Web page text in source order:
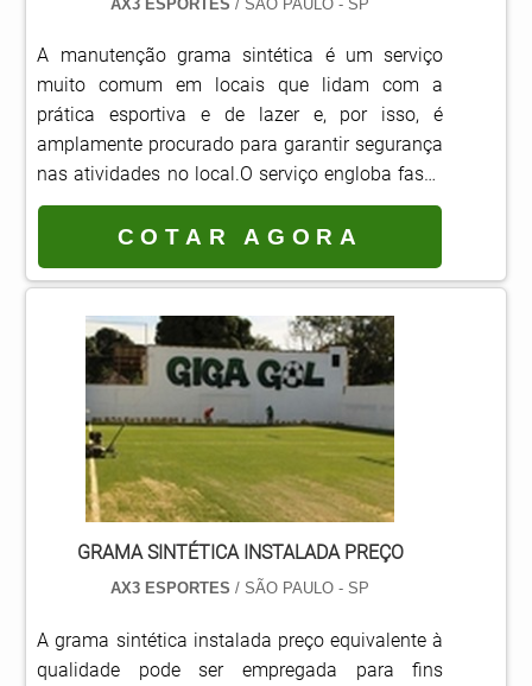
AX3 ESPORTES / SÃO PAULO - SP
A manutenção grama sintética é um serviço
muito comum em locais que lidam com a
prática esportiva e de lazer e, por isso, é
amplamente procurado para garantir segurança
nas atividades no local.O serviço engloba fases
básicas, como a lavagem com jatos de água
sem alta pressão, para não causar a
fragilização das pontas, escovação para
nivelação, que é capaz de fazer com que as
fibras não fiquem inadequadamente expostas
para a prática esportiva.O que esperar da grama
sintética Longa durabilidade: o.
COTAR AGORA
GRAMA SINTÉTICA INSTALADA PREÇO
AX3 ESPORTES / SÃO PAULO - SP
A grama sintética instalada preço equivalente à
qualidade pode ser empregada para fins